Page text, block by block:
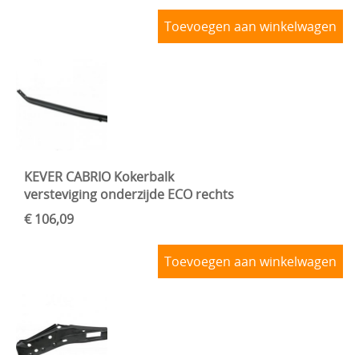
Toevoegen aan winkelwagen
KEVER CABRIO Kokerbalk
versteviging onderzijde ECO rechts
€ 106,09
Toevoegen aan winkelwagen